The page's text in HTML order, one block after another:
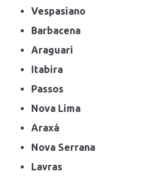
Vespasiano
Barbacena
Araguari
Itabira
Passos
Nova Lima
Araxá
Nova Serrana
Lavras